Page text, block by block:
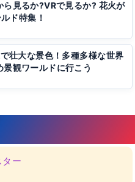
ら見るか?VRで見るか? 花火が
ド特集！
壮大な景色！多種多様な世界
観ワールドに行こう
ター